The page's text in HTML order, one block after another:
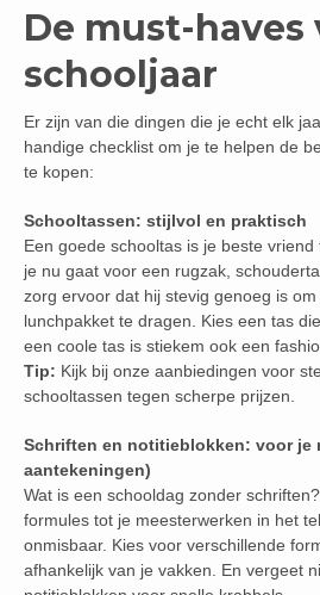
De must-haves
schooljaar
Er zijn van die dingen die je echt elk
handige checklist om je te helpen de
te kopen:
Schooltassen: stijlvol en praktisch
Een goede schooltas is je beste
je nu gaat voor een rugzak,
zorg ervoor dat hij stevig genoeg is
lunchpakket te dragen. Kies een tas
een coole tas is stiekem ook een
Tip: Kijk bij onze aanbiedingen voor
schooltassen tegen scherpe prijzen.
Schriften en notitieblokken: voor je
aantekeningen)
Wat is een schooldag zonder
formules tot je meesterwerken in het
onmisbaar. Kies voor verschillende
afhankelijk van je vakken. En vergeet